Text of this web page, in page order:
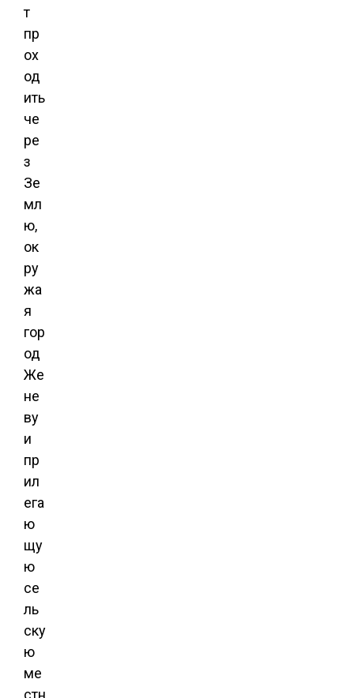
т
пр
ох
од
ить
че
ре
з
Зе
мл
ю,
ок
ру
жа
я
гор
од
Же
не
ву
и
пр
ил
ега
ю
щу
ю
се
ль
ску
ю
ме
стн